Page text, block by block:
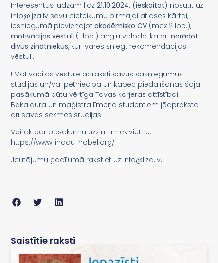
Interesentus lūdzam līdz21.10.2024. (ieskaitot) nosūtīt uz
info@ljza.lv savu pieteikumu pirmajai atlases kārtai,
iesniegumā pievienojotakadēmisko CV (max 2 lpp.),
motivācijas vēstuli (1 lpp.) angļu valodā, kā arīnorādot
divus zinātniekus, kuri varēs sniegt rekomendācijas
vēstuli.
! Motivācijas vēstulē apraksti savus sasniegumus
studijās un/vai pētniecībā un kāpēc piedalīšanās šajā
pasākumā būtu vērtīga Tavas karjeras attīstībai.
Bakalaura un maģistra līmeņa studentiem jāapraksta
arī savas sekmes studijās.
Vairāk par pasākumu uzzini tīmekļvietnē:
https://www.lindau-nobel.org/
Jautājumu gadījumā rakstiet uz info@ljza.lv.
Saistītie raksti